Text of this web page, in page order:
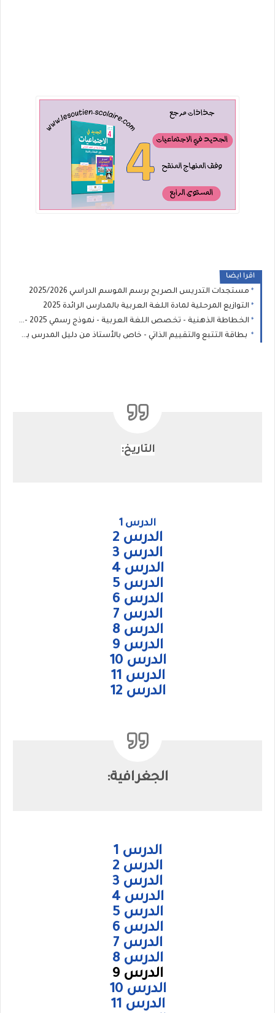
اقرا ايضا
مستجدات التدريس الصريح برسم الموسم الدراسي 2025/2026
التوازيع المرحلية لمادة اللغة العربية بالمدارس الرائدة 2025
الخطاطة الذهنية - تخصص اللغة العربية - نموذج رسمي 2025 - 2026
بطاقة التتبع والتقييم الذاتي - خاص بالأستاذ من دليل المدرس بمؤسسات الريادة 2025/2026
التاريخ:
الدرس 1
الدرس 2
الدرس 3
الدرس 4
الدرس 5
الدرس 6
الدرس 7
الدرس 8
الدرس 9
الدرس 10
الدرس 11
الدرس 12
الجغرافية:
الدرس 1
الدرس 2
الدرس 3
الدرس 4
الدرس 5
الدرس 6
الدرس 7
الدرس 8
الدرس 9
الدرس 10
الدرس 11